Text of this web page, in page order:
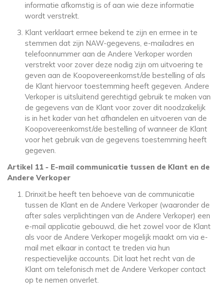
informatie afkomstig is of aan wie deze informatie
wordt verstrekt.
Klant verklaart ermee bekend te zijn en ermee in te
stemmen dat zijn NAW-gegevens, e-mailadres en
telefoonnummer aan de Andere Verkoper worden
verstrekt voor zover deze nodig zijn om uitvoering te
geven aan de Koopovereenkomst/de bestelling of als
de Klant hiervoor toestemming heeft gegeven. Andere
Verkoper is uitsluitend gerechtigd gebruik te maken van
de gegevens van de Klant voor zover dit noodzakelijk
is in het kader van het afhandelen en uitvoeren van de
Koopovereenkomst/de bestelling of wanneer de Klant
voor het gebruik van de gegevens toestemming heeft
gegeven.
Artikel 11 - E-mail communicatie tussen de Klant en de
Andere Verkoper
Drinxit.be heeft ten behoeve van de communicatie
tussen de Klant en de Andere Verkoper (waaronder de
after sales verplichtingen van de Andere Verkoper) een
e-mail applicatie gebouwd, die het zowel voor de Klant
als voor de Andere Verkoper mogelijk maakt om via e-
mail met elkaar in contact te treden via hun
respectievelijke accounts. Dit laat het recht van de
Klant om telefonisch met de Andere Verkoper contact
op te nemen onverlet.